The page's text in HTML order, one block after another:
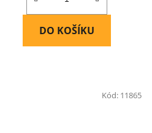
DO KOŠÍKU
Kód: 11865